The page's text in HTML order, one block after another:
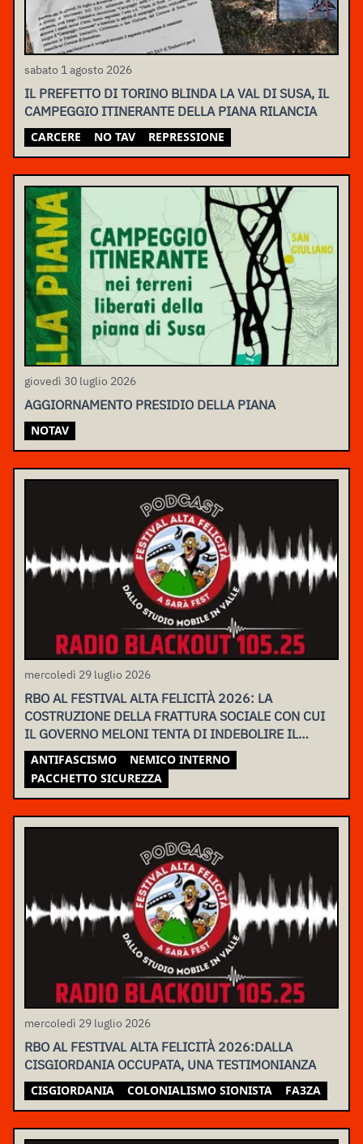
sabato 1 agosto 2026
IL PREFETTO DI TORINO BLINDA LA VAL DI SUSA, IL
CAMPEGGIO ITINERANTE DELLA PIANA RILANCIA
CARCERE NO TAV REPRESSIONE
giovedì 30 luglio 2026
AGGIORNAMENTO PRESIDIO DELLA PIANA
NOTAV
mercoledì 29 luglio 2026
RBO AL FESTIVAL ALTA FELICITÀ 2026: LA
COSTRUZIONE DELLA FRATTURA SOCIALE CON CUI
IL GOVERNO MELONI TENTA DI INDEBOLIRE IL
MOVIMENTO
ANTIFASCISMO
NEMICO INTERNO
PACCHETTO SICUREZZA
mercoledì 29 luglio 2026
RBO AL FESTIVAL ALTA FELICITÀ 2026:DALLA
CISGIORDANIA OCCUPATA, UNA TESTIMONIANZA
CISGIORDANIA COLONIALISMO SIONISTA FA3ZA